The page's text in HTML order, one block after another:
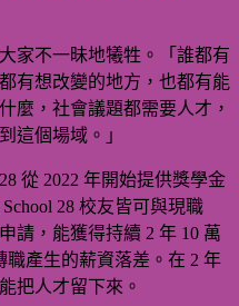
家不一昧地犧牲。「誰都有
有想改變的地方，也都有能
麼，社會議題都需要人才，
這個場域。」
從 2022 年開始提供獎學金
28 校友皆可與現職
請，能獲得持續 2 年 10 萬
職產生的薪資落差。在 2 年
把人才留下來。